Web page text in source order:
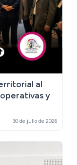
al
y
30 de julio de 2026